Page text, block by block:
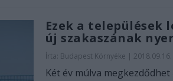
Ezek a települések
új szakaszának
Írta: Budapest Környéke |
Két év múlva